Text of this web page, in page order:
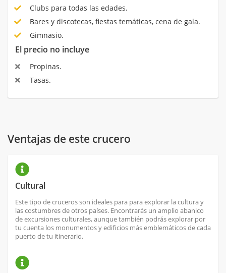
Clubs para todas las edades.
Bares y discotecas, fiestas temáticas, cena de gala.
Gimnasio.
El precio no incluye
Propinas.
Tasas.
Ventajas de este crucero
Cultural
Este tipo de cruceros son ideales para para explorar la cultura y
las costumbres de otros países. Encontrarás un amplio abanico
de excursiones culturales, aunque también podrás explorar por
tu cuenta los monumentos y edificios más emblemáticos de cada
puerto de tu itinerario.